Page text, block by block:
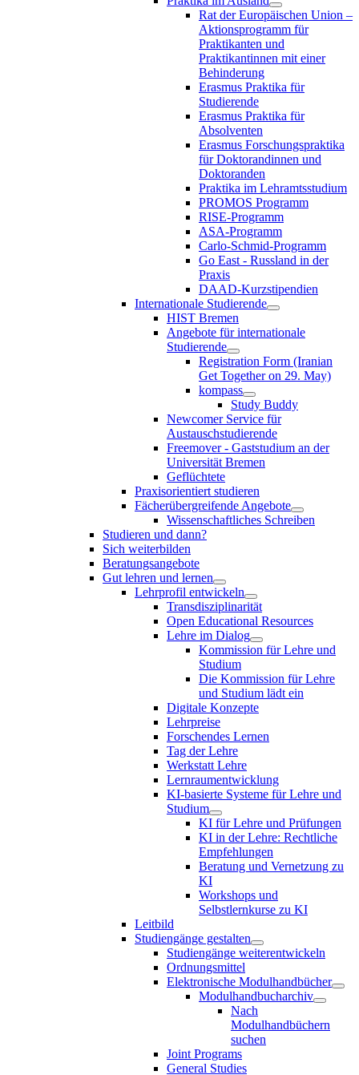
Rat der Europäischen Union –
Aktionsprogramm für
Praktikanten und
Praktikantinnen mit einer
Behinderung
Erasmus Praktika für
Studierende
Erasmus Praktika für
Absolventen
Erasmus Forschungspraktika
für Doktorandinnen und
Doktoranden
Praktika im Lehramtsstudium
PROMOS Programm
RISE-Programm
ASA-Programm
Carlo-Schmid-Programm
Go East - Russland in der
Praxis
DAAD-Kurzstipendien
Internationale Studierende
HIST Bremen
Angebote für internationale
Studierende
Registration Form (Iranian
Get Together on 29. May)
kompass
Study Buddy
Newcomer Service für
Austauschstudierende
Freemover - Gaststudium an der
Universität Bremen
Geflüchtete
Praxisorientiert studieren
Fächerübergreifende Angebote
Wissenschaftliches Schreiben
Studieren und dann?
Sich weiterbilden
Beratungsangebote
Gut lehren und lernen
Lehrprofil entwickeln
Transdisziplinarität
Open Educational Resources
Lehre im Dialog
Kommission für Lehre und
Studium
Die Kommission für Lehre
und Studium lädt ein
Digitale Konzepte
Lehrpreise
Forschendes Lernen
Tag der Lehre
Werkstatt Lehre
Lernraumentwicklung
KI-basierte Systeme für Lehre und
Studium
KI für Lehre und Prüfungen
KI in der Lehre: Rechtliche
Empfehlungen
Beratung und Vernetzung zu
KI
Workshops und
Selbstlernkurse zu KI
Leitbild
Studiengänge gestalten
Studiengänge weiterentwickeln
Ordnungsmittel
Elektronische Modulhandbücher
Modulhandbucharchiv
Nach
Modulhandbüchern
suchen
Joint Programs
General Studies